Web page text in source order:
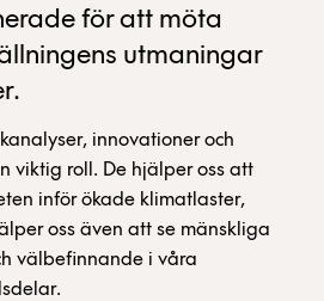
för att möta
utmaningar
innovationer och
viktig roll. De hjälper oss att
inför ökade klimatlaster,
oss även att se mänskliga
välbefinnande i våra